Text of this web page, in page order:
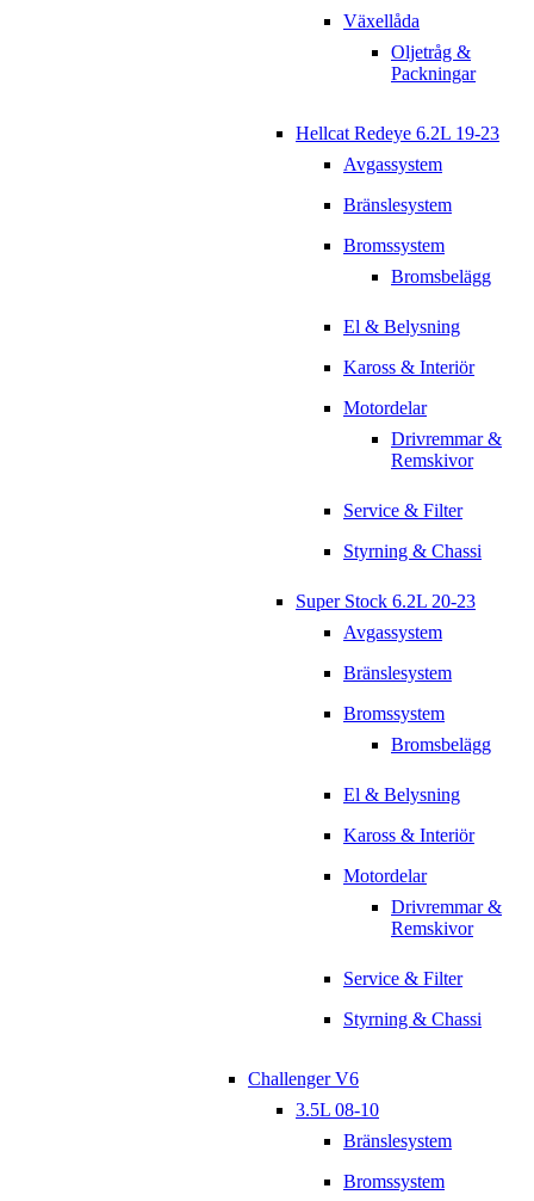
Växellåda
Oljetråg &
Packningar
Hellcat Redeye 6.2L 19-23
Avgassystem
Bränslesystem
Bromssystem
Bromsbelägg
El & Belysning
Kaross & Interiör
Motordelar
Drivremmar &
Remskivor
Service & Filter
Styrning & Chassi
Super Stock 6.2L 20-23
Avgassystem
Bränslesystem
Bromssystem
Bromsbelägg
El & Belysning
Kaross & Interiör
Motordelar
Drivremmar &
Remskivor
Service & Filter
Styrning & Chassi
Challenger V6
3.5L 08-10
Bränslesystem
Bromssystem